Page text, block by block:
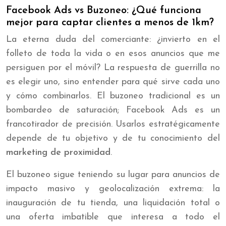
Facebook Ads vs Buzoneo: ¿Qué funciona
mejor para captar clientes a menos de 1km?
La eterna duda del comerciante: ¿invierto en el
folleto de toda la vida o en esos anuncios que me
persiguen por el móvil? La respuesta de guerrilla no
es elegir uno, sino entender para qué sirve cada uno
y cómo combinarlos. El buzoneo tradicional es un
bombardeo de saturación; Facebook Ads es un
francotirador de precisión. Usarlos estratégicamente
depende de tu objetivo y de tu conocimiento del
marketing de proximidad.
El buzoneo sigue teniendo su lugar para anuncios de
impacto masivo y geolocalización extrema: la
inauguración de tu tienda, una liquidación total o
una oferta imbatible que interesa a todo el